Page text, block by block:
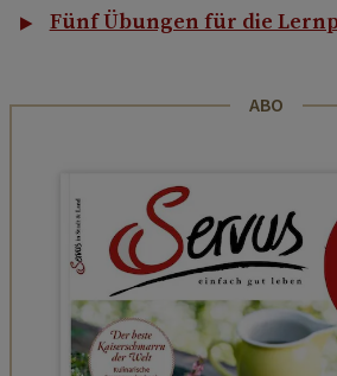
Fünf Übungen für die
ABO